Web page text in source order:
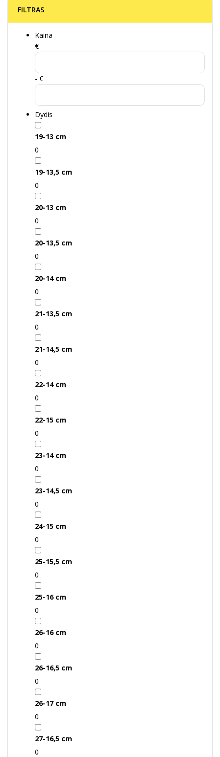
FILTRAS
Kaina
€
- €
Dydis
19-13 cm
0
19-13,5 cm
0
20-13 cm
0
20-13,5 cm
0
20-14 cm
0
21-13,5 cm
0
21-14,5 cm
0
22-14 cm
0
22-15 cm
0
23-14 cm
0
23-14,5 cm
0
24-15 cm
0
25-15,5 cm
0
25-16 cm
0
26-16 cm
0
26-16,5 cm
0
26-17 cm
0
27-16,5 cm
0